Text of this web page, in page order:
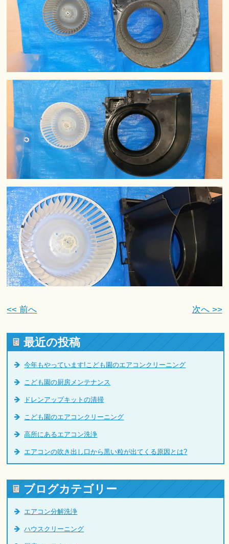
<< 前へ 次へ >>
最近の投稿
今年もやっています!こども園のエアコンクリーニング
こども園の厨房メンテナンス
ドレンアップキットの清掃
こども園のエアコンクリーニング
高所にあるエアコン洗浄
エアコンの吹き出し口から黒い粒が出てくる原因とは?
ブログカテゴリー
エアコン分解洗浄
ハウスクリーニング